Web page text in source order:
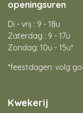
openingsuren
Di - vrij : 9 - 18u
Zaterdag : 9 - 17u
Zondag: 10u - 15u*
*feestdagen: volg
Kwekerij